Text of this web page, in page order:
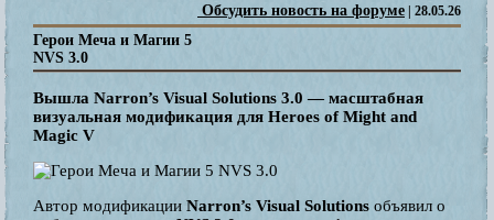
Обсудить новость на форуме | 28.05.26
Герои Меча и Магии 5
NVS 3.0
Вышла Narron’s Visual Solutions 3.0 — масштабная
визуальная модификация для Heroes of Might and
Magic V
Автор модификации Narron’s Visual Solutions объявил о